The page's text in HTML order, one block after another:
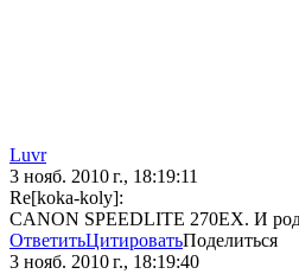
Luvr
3 нояб. 2010 г., 18:19:11
Re[koka-koly]:
CANON SPEEDLITE 270EX. И
ОтветитьЦитироватьПоделиться
3 нояб. 2010 г., 18:19:40